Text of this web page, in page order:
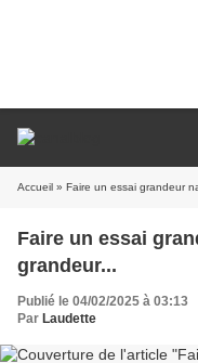
Accueil » Faire un essai grandeur
Faire un essai
grandeur...
Publié le 04/02/2025 à 03:13
Par Laudette